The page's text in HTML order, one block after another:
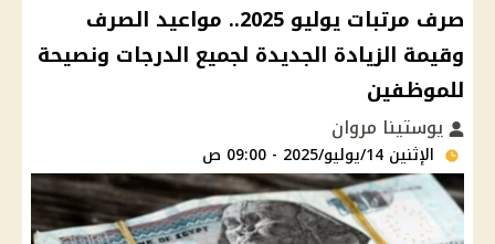
صرف مرتبات يوليو 2025.. مواعيد الصرف
وقيمة الزيادة الجديدة لجميع الدرجات ونصيحة
للموظفين
يوستينا مروان
الإثنين 14/يوليو/2025 - 09:00 ص